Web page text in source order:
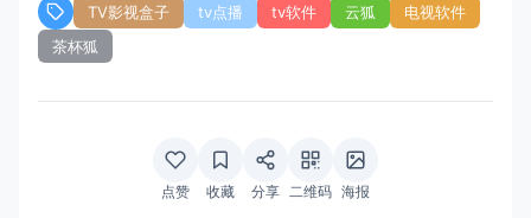
TV影视盒子 tv点播 tv软件 云狐
电视软件
茶杯狐
点赞 收藏 分享 二维码 海报